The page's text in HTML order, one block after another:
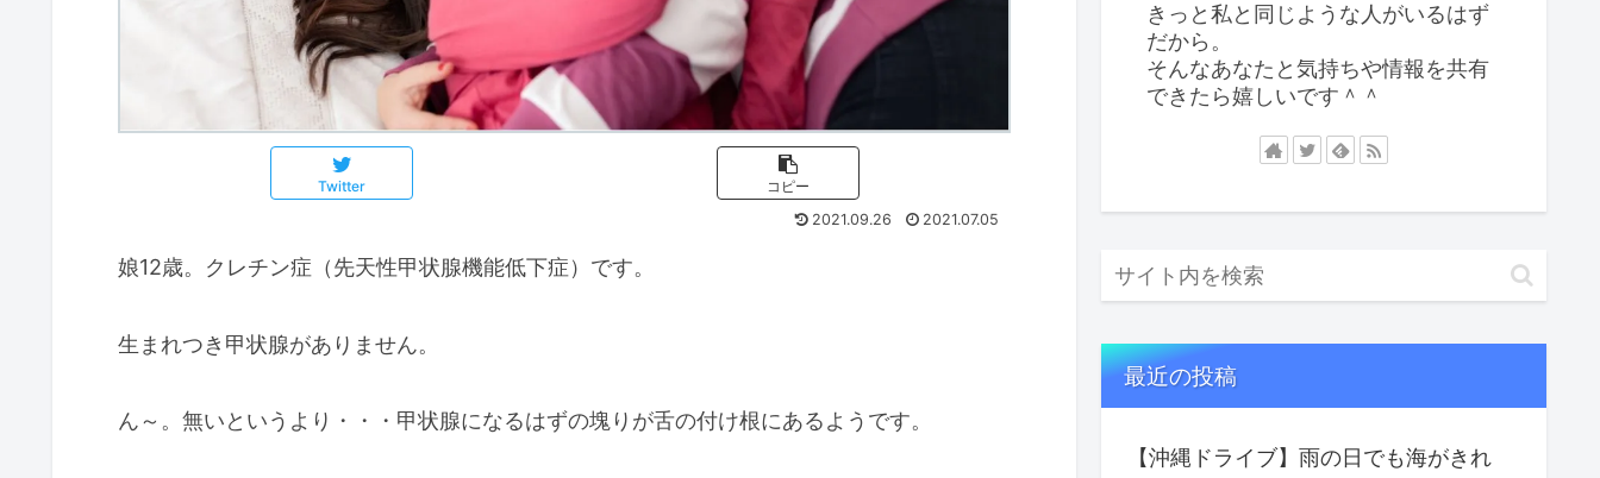
Twitter
コピー
2021.09.26
2021.07.05
娘12歳。クレチン症（先天性甲状腺機能低下症）です。
生まれつき甲状腺がありません。
ん～。無いというより・・・甲状腺になるはずの塊りが舌の付け根にあるようです。
きっと私と同じような人がいるはず
だから。
そんなあなたと気持ちや情報を共有
できたら嬉しいです＾＾
最近の投稿
【沖縄ドライブ】雨の日でも海がきれ